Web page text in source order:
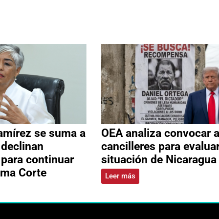
se suma a
continuar
Corte
OEA analiza convocar a
cancilleres para
situación de Nicaragua
Leer más